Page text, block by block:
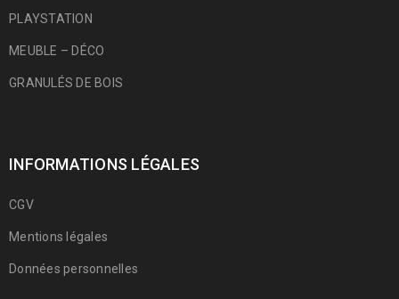
PLAYSTATION
MEUBLE – DÉCO
GRANULÉS DE BOIS
INFORMATIONS LÉGALES
CGV
Mentions légales
Données personnelles